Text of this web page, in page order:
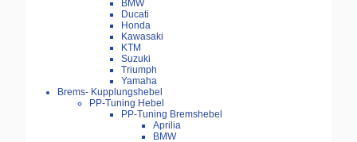
BMW
Ducati
Honda
Kawasaki
KTM
Suzuki
Triumph
Yamaha
Brems- Kupplungshebel
PP-Tuning Hebel
PP-Tuning Bremshebel
Aprilia
BMW